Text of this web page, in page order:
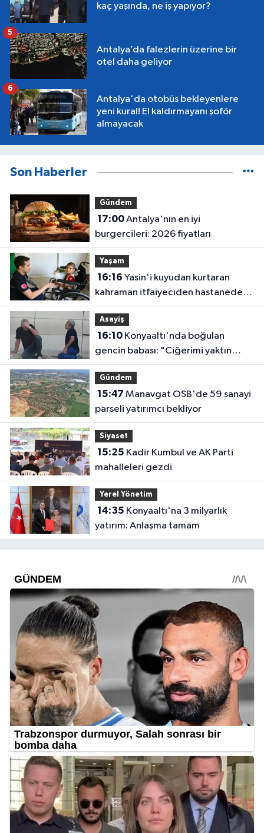
kaç yaşında, ne iş yapıyor?
Antalya’da falezlerin üzerine bir
otel daha geliyor
5
Antalya'da otobüs bekleyenlere
yeni kural! El kaldırmayanı şoför
almayacak
6
Son Haberler
Gündem
17:00Antalya'nın en iyi
burgercileri: 2026 fiyatları
Yaşam
16:16
kahraman itfaiyeciden hastanede
ziyaret
Asayiş
16:10Konyaaltı'nda boğulan
gencin babası: "Ciğerimi yaktın
babam"
Gündem
15:47
parseli yatırımcı bekliyor
Siyaset
15:25
mahalleleri gezdi
Yerel Yönetim
14:35
yatırım: Anlaşma tamam